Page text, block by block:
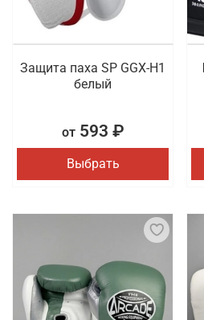
Защита паха SP GGX-H1
белый
от593 ₽
Выбрать